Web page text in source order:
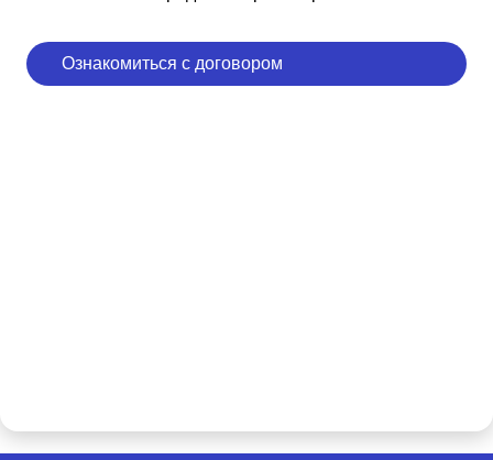
Ознакомиться с договором